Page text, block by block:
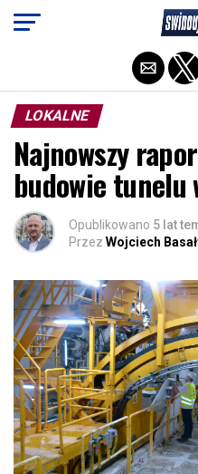
LOKALNE
Najnowszy
budowie tunelu
Opublikowano 5 lat
Przez Wojciech
Exit